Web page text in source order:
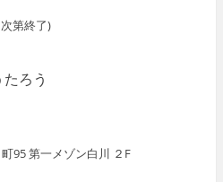
第終了)
ろう
95 第一メゾン白川 ２F